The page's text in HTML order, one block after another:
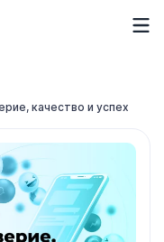
качество и успех